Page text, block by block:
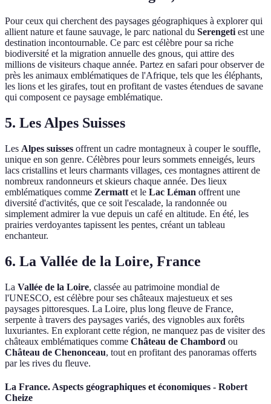
Pour ceux qui cherchent des paysages géographiques à explorer qui
allient nature et faune sauvage, le parc national du Serengeti est une
destination incontournable. Ce parc est célèbre pour sa riche
biodiversité et la migration annuelle des gnous, qui attire des
millions de visiteurs chaque année. Partez en safari pour observer de
près les animaux emblématiques de l'Afrique, tels que les éléphants,
les lions et les girafes, tout en profitant de vastes étendues de savane
qui composent ce paysage emblématique.
5. Les Alpes Suisses
Les Alpes suisses offrent un cadre montagneux à couper le souffle,
unique en son genre. Célèbres pour leurs sommets enneigés, leurs
lacs cristallins et leurs charmants villages, ces montagnes attirent de
nombreux randonneurs et skieurs chaque année. Des lieux
emblématiques comme Zermatt et le Lac Léman offrent une
diversité d'activités, que ce soit l'escalade, la randonnée ou
simplement admirer la vue depuis un café en altitude. En été, les
prairies verdoyantes tapissent les pentes, créant un tableau
enchanteur.
6. La Vallée de la Loire, France
La Vallée de la Loire, classée au patrimoine mondial de
l'UNESCO, est célèbre pour ses châteaux majestueux et ses
paysages pittoresques. La Loire, plus long fleuve de France,
serpente à travers des paysages variés, des vignobles aux forêts
luxuriantes. En explorant cette région, ne manquez pas de visiter des
châteaux emblématiques comme Château de Chambord ou
Château de Chenonceau, tout en profitant des panoramas offerts
par les rives du fleuve.
La France. Aspects géographiques et économiques - Robert
Cheize